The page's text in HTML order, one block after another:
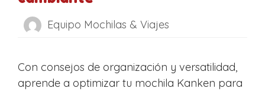
Equipo Mochilas & Viajes
Con consejos de organización y versatilidad,
aprende a optimizar tu mochila Kanken para